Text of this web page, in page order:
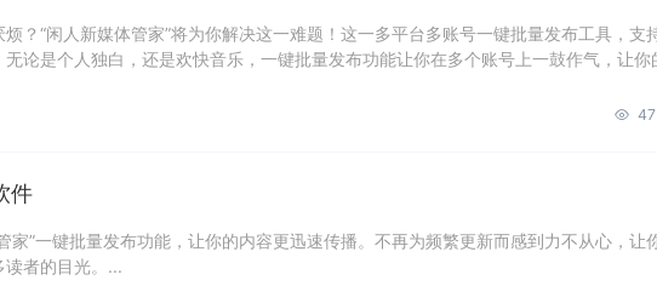
？“闲人新媒体管家”将为你解决这一难题！这一多平台多账号一键批量发布工具，支
论是个人独白，还是欢快音乐，一键批量发布功能让你在多个账号上一鼓作气，让你
件
家”一键批量发布功能，让你的内容更迅速传播。不再为频繁更新而感到力不从心，让
者的目光。...